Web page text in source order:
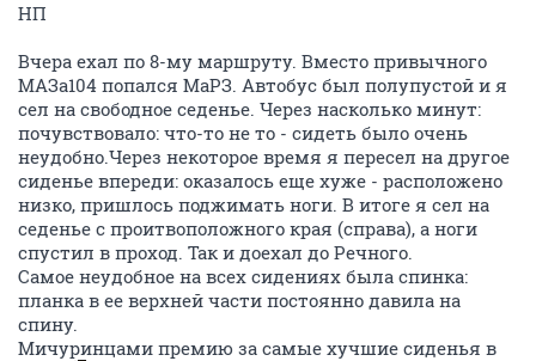
НП
Вчера ехал по 8-му маршруту. Вместо привычного
МАЗа104 попался МаРЗ. Автобус был полупустой и я
сел на свободное седенье. Через насколько минут:
почувствовало: что-то не то - сидеть было очень
неудобно.Через некоторое время я пересел на другое
сиденье впереди: оказалось еще хуже - расположено
низко, пришлось поджимать ноги. В итоге я сел на
седенье с проитвоположного края (справа), а ноги
спустил в проход. Так и доехал до Речного.
Самое неудобное на всех сидениях была спинка:
планка в ее верхней части постоянно давила на
спину.
Мичуринцами премию за самые хучшие сиденья в